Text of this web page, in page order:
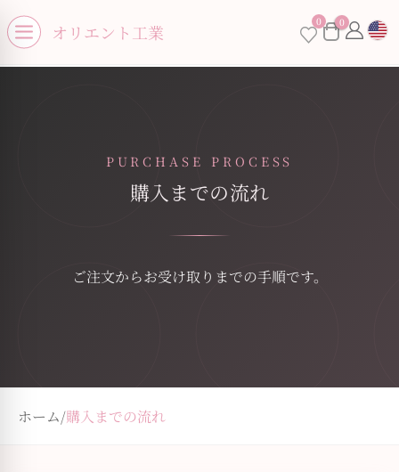
Open menu
オリエント工業 0 0
menu
PURCHASE PROCESS
購入までの流れ
ご注文からお受け取りまでの手順です。
ホーム/購入までの流れ